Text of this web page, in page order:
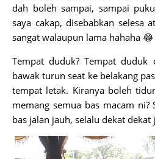
dah boleh sampai, sampai
saya cakap, disebabkan selesa
sangat walaupun lama hahaha 😂
Tempat duduk? Tempat duduk
bawak turun seat ke belakang
tempat letak. Kiranya boleh
memang semua bas macam
bas jalan jauh, selalu dekat dekat